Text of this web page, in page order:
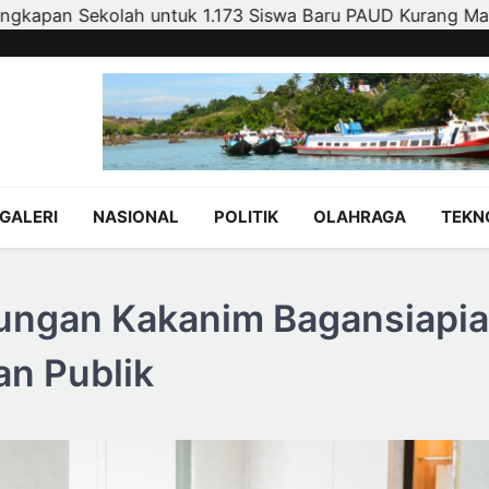
PAUD Kurang Mampu Polsek Kandis dan Petani
GALERI NASIONAL POLITIK OLAHRAGA
Kakanim
Publik